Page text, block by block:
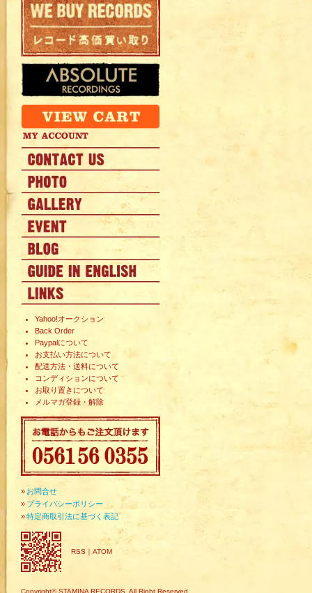
Yahoo!オークション
Back Order
Paypalについて
お支払い方法について
配送方法・送料について
コンディションについて
お取り置きについて
メルマガ登録・解除
» お問合せ
» プライバシーポリシー
»特定商取引法に基づく表記
RSS ｜ ATOM
Copyright© STAMINA RECORDS. All Right Reserved.